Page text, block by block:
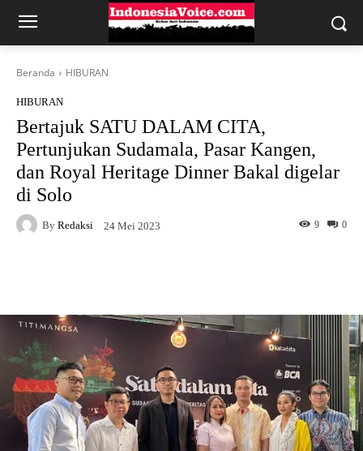
Beranda HIBURAN
HIBURAN
Bertajuk SATU DALAM CITA,
Pertunjukan Sudamala, Pasar Kangen,
dan Royal Heritage Dinner Bakal digelar
di Solo
By Redaksi 24 Mei 2023 0
9